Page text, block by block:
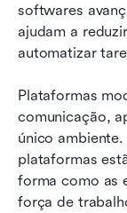
softwares
ajudam a
automatizar
Plataformas
comunicação,
único
plataformas
forma como as
força de
Conclusão
Perguntas